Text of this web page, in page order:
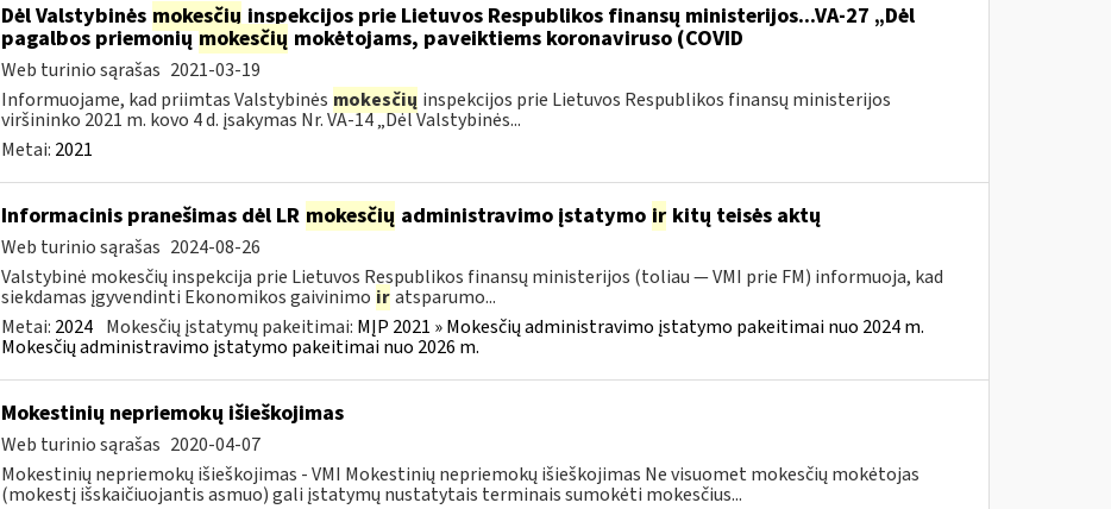
Dėl Valstybinės mokesčiųinspekcijos prie Lietuvos Respublikos finansų ministerijos...VA-27 „Dėl
pagalbos priemoniųmokesčių mokėtojams, paveiktiems koronaviruso (COVID
Web turinio sąrašas 2021-03-19
Informuojame, kad priimtas Valstybinės mokesčių inspekcijos prie Lietuvos Respublikos finansų ministerijos
viršininko 2021 m. kovo 4 d. įsakymas Nr. VA-14 „Dėl Valstybinės...
Metai: 2021
Informacinis pranešimas dėl LR mokesčių administravimo įstatymo irkitų teisės aktų
Web turinio sąrašas 2024-08-26
Valstybinė mokesčių inspekcija prie Lietuvos Respublikos finansų ministerijos (toliau — VMI prie FM) informuoja, kad
siekdamas įgyvendinti Ekonomikos gaivinimo ir atsparumo...
Metai: 2024 Mokesčių įstatymų pakeitimai: MĮP 2021 » Mokesčių administravimo įstatymo pakeitimai nuo 2024 m.
Mokesčių administravimo įstatymo pakeitimai nuo 2026 m.
Mokestinių nepriemokų išieškojimas
Web turinio sąrašas 2020-04-07
Mokestinių nepriemokų išieškojimas - VMI Mokestinių nepriemokų išieškojimas Ne visuomet mokesčių mokėtojas
(mokestį išskaičiuojantis asmuo) gali įstatymų nustatytais terminais sumokėti mokesčius...